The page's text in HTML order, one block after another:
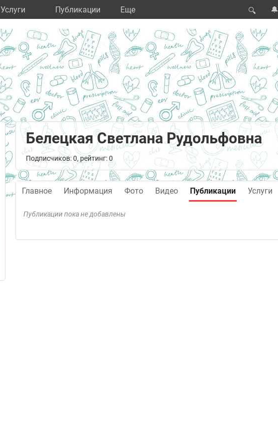
Услуги Публикации Eще 🔍 🔔
Белецкая Светлана Рудольфовна
Подписчиков: 0, рейтинг: 0
Главное Информация Фото Видео Публикации Услуги
Публикации пока не добавлены